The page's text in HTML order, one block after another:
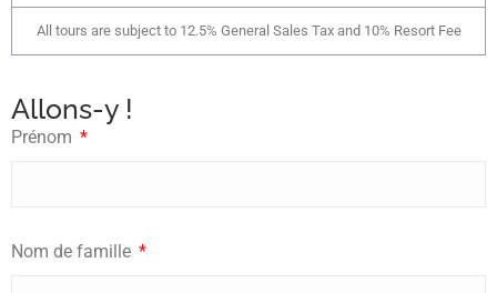
All tours are subject to 12.5% General Sales Tax and 10% Resort Fee
Allons-y !
Prénom
Nom de famille